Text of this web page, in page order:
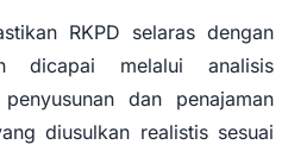
RKPD selaras dengan
dicapai melalui analisis
dan penajaman
diusulkan realistis sesuai